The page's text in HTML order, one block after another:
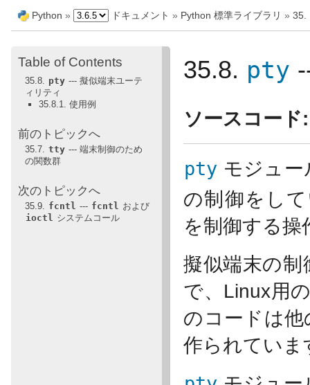
Python » ドキュメント » Python 標準ライブラリ » 35.
35.8. pty
ソースコード:
pty モジュー
の制御をし
を制御する操
擬似端末の
で、Linux用
のコードは
作られていま
Table of Contents
35.8. pty --- 擬似端末ユーテ
ィリティ
35.8.1. 使用例
前のトピックへ
35.7. tty --- 端末制御のため
の関数群
次のトピックへ
35.9. fcntl --- fcntl および
ioctl システムコール